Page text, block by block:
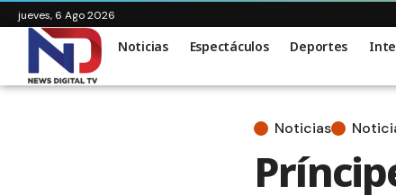
jueves, 6 Ago 2026
Noticias Espectáculos Deportes
Noticias